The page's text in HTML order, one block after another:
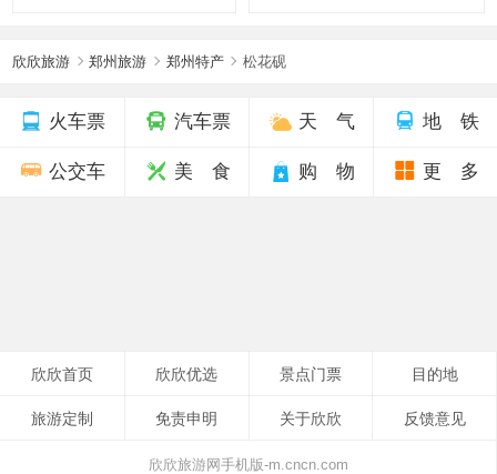
欣欣旅游 郑州旅游 郑州特产 松花砚
火车票 汽车票 天 气 地 铁
公交车 美 食 购 物 更 多
欣欣首页 欣欣优选 景点门票 目的地
旅游定制 免责申明 关于欣欣 反馈意见
欣欣旅游网手机版-m.cncn.com